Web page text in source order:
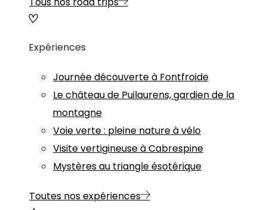
Expériences
Journée découverte à Fontfroide
Le château de Puilaurens, gardien de la
montagne
Voie verte : pleine nature à vélo
Visite vertigineuse à Cabrespine
Mystères au triangle ésotérique
Toutes nos expériences